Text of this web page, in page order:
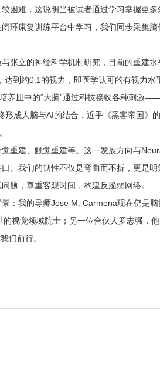
困难，这说明当被试者通过学习掌握更多
环康复训练平台中学习，我们同步采集脑
张立的神经科学机制研究，目前的重建
到约0.1的视力，即医学认可的有视力水
养皿中的“大脑”通过科技接收各种刺激——
形成人脑与AI的结合，近乎《黑客帝国》
重建、触觉重建等。这一发展方向与
。我们的韧性不仅是弯曲而不折，更是
题，尊重客观时间，构建反脆弱网络。
：我的导师Jose M. Carmena现在仍是
视觉领域院士；另一位合伙人罗志强，
们前行。